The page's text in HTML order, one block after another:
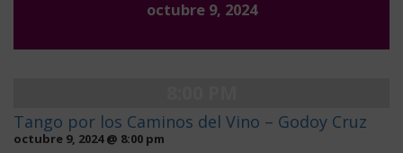
octubre 9, 2024
Tango por los Caminos del Vino – Godoy Cruz
octubre 9, 2024 @ 8:00 pm